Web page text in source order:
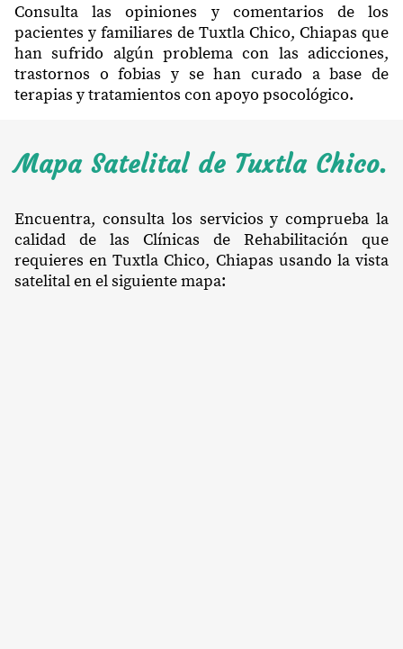
Consulta las opiniones y comentarios de los
pacientes y familiares de Tuxtla Chico, Chiapas que
han sufrido algún problema con las adicciones,
trastornos o fobias y se han curado a base de
terapias y tratamientos con apoyo psocológico.
Mapa Satelital de Tuxtla Chico.
Encuentra, consulta los servicios y comprueba la
calidad de las Clínicas de Rehabilitación que
requieres en Tuxtla Chico, Chiapas usando la vista
satelital en el siguiente mapa: